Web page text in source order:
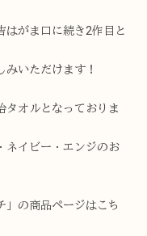
はがま口に続き2作目と
いただけます！
タオルとなっておりま
ネイビー・エンジのお
の商品ページはこち